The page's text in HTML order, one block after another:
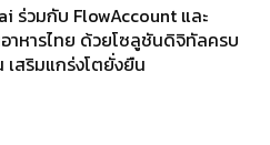
ร่วมกับ FlowAccount และ
าหารไทย ด้วยโซลูชันดิจิทัลครบ
สริมแกร่งโตยั่งยืน